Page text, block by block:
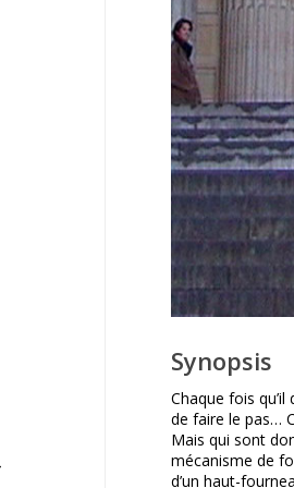
Synopsis
Chaque fois
de faire le pas…
Mais qui sont
mécanisme de
d’un haut-